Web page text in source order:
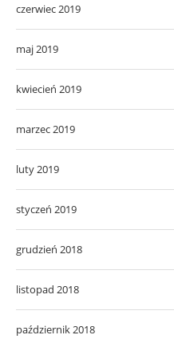
czerwiec 2019
maj 2019
kwiecień 2019
marzec 2019
luty 2019
styczeń 2019
grudzień 2018
listopad 2018
październik 2018